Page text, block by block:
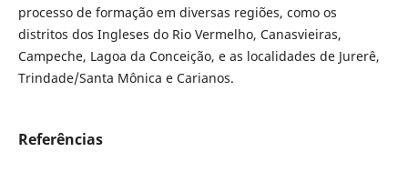
processo de formação em diversas regiões, como os
distritos dos Ingleses do Rio Vermelho, Canasvieiras,
Campeche, Lagoa da Conceição, e as localidades de Jurerê,
Trindade/Santa Mônica e Carianos.
Referências